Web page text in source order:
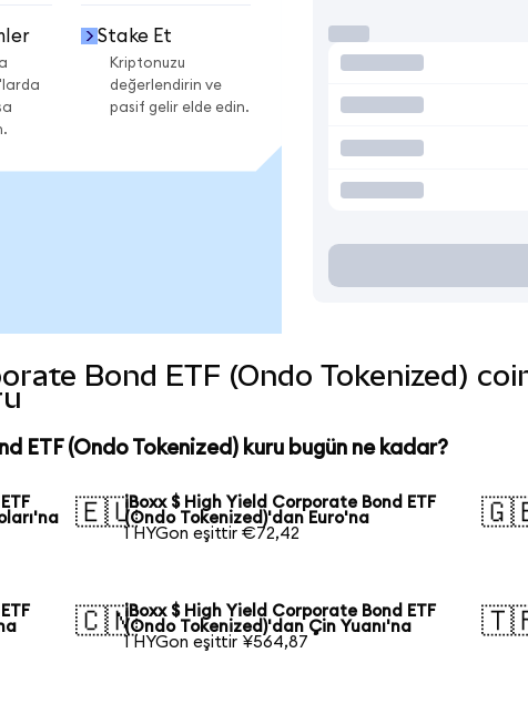
Stake Et
Kriptonuzu
değerlendirin ve
pasif gelir elde edin.
Bond ETF (Ondo Tokenized)
ETF (Ondo Tokenized) kuru bugün ne kadar?
🇪🇺iBoxx $ High Yield Corporate Bond ETF
(Ondo Tokenized)'dan Euro'na
1 HYGon eşittir €72,42
🇨🇳iBoxx $ High Yield Corporate Bond ETF
(Ondo Tokenized)'dan Çin Yuanı'na
1 HYGon eşittir ¥564,87